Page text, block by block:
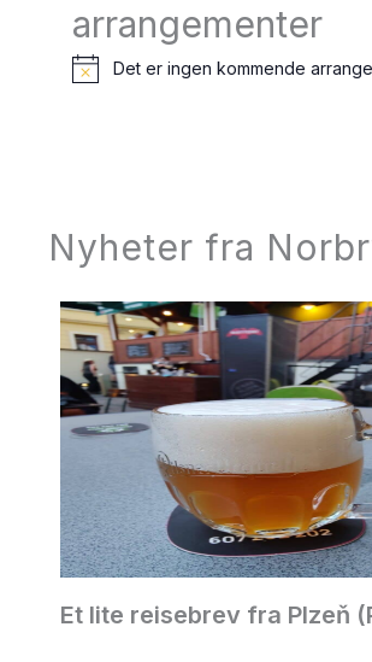
arrangementer
M
Det er ingen kommende
Nyheter fra
Et lite reisebrev fra Plzeň